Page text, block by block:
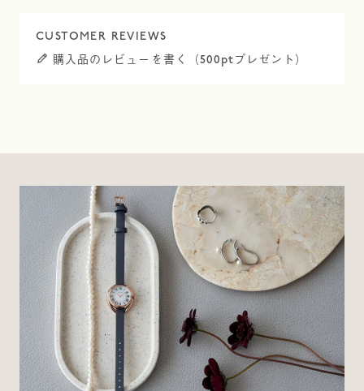
購入品のレビューを書く（500ptプレゼント）